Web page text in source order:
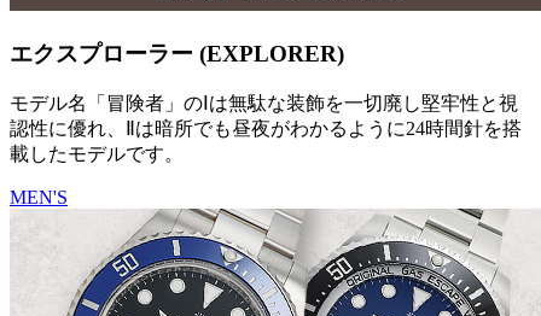
エクスプローラー (EXPLORER)
モデル名「冒険者」のⅠは無駄な装飾を一切廃し堅牢性と視
認性に優れ、Ⅱは暗所でも昼夜がわかるように24時間針を搭
載したモデルです。
MEN'S